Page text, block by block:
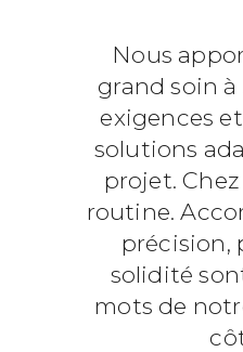
Nous
grand soin à
exigences
solutions
projet. Chez
routine.
précision,
solidité
mots de